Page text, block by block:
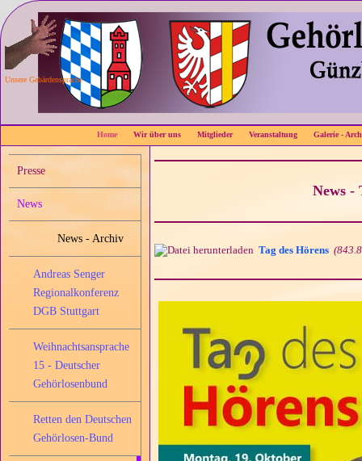
Unsere Gebärdensprache
Home Wir über uns Mitglieder Veranstaltung Galerie -
Presse
News
News - Archiv
Andreas Senger
Regionalkonferenz
DGB Stuttgart
Weihnachtsansprache
15 - Deutscher
Gehörlosenbund
Retten den Deutschen
Gehörlosen-Bund
News -
Tag des Hörens